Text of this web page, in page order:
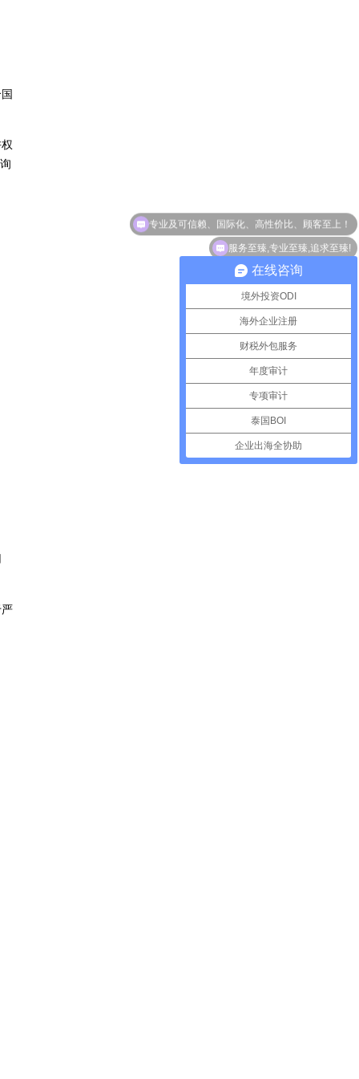
在线咨询
境外投资ODI
海外企业注册
财税外包服务
年度审计
专项审计
泰国BOI
企业出海全协助
服务至臻,专业至臻,追求至臻!